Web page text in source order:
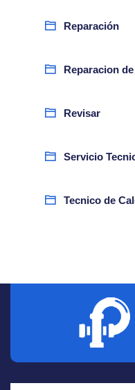
Reparación
Reparacion
Revisar
Servicio
Tecnico de